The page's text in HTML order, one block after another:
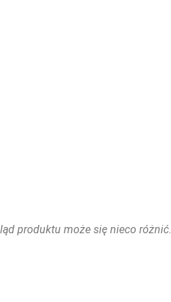
produktu może się nieco różnić.